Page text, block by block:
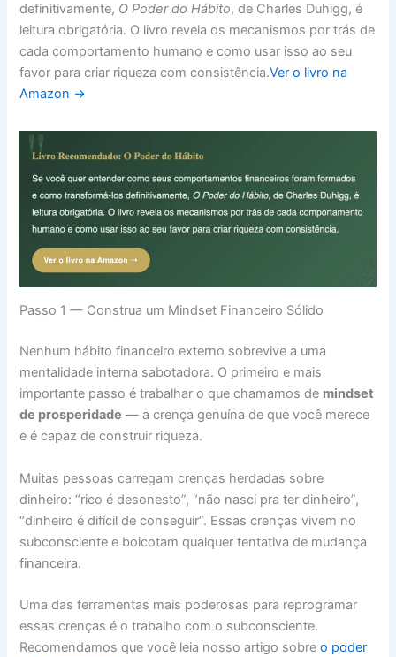
definitivamente, O Poder do Hábito, de Charles Duhigg, é
leitura obrigatória. O livro revela os mecanismos por trás de
cada comportamento humano e como usar isso ao seu
favor para criar riqueza com consistência.Ver o livro na
Amazon →
Passo 1 — Construa um Mindset Financeiro Sólido
Nenhum hábito financeiro externo sobrevive a uma
mentalidade interna sabotadora. O primeiro e mais
importante passo é trabalhar o que chamamos de mindset
de prosperidade — a crença genuína de que você merece
e é capaz de construir riqueza.
Muitas pessoas carregam crenças herdadas sobre
dinheiro: “rico é desonesto”, “não nasci pra ter dinheiro”,
“dinheiro é difícil de conseguir”. Essas crenças vivem no
subconsciente e boicotam qualquer tentativa de mudança
financeira.
Uma das ferramentas mais poderosas para reprogramar
essas crenças é o trabalho com o subconsciente.
Recomendamos que você leia nosso artigo sobreo poder